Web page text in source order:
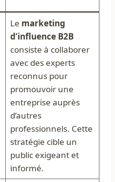
Le marketing
d’influence B2B
consiste à collaborer
avec des experts
reconnus pour
promouvoir une
entreprise auprès
d’autres
professionnels. Cette
stratégie cible un
public exigeant et
informé.